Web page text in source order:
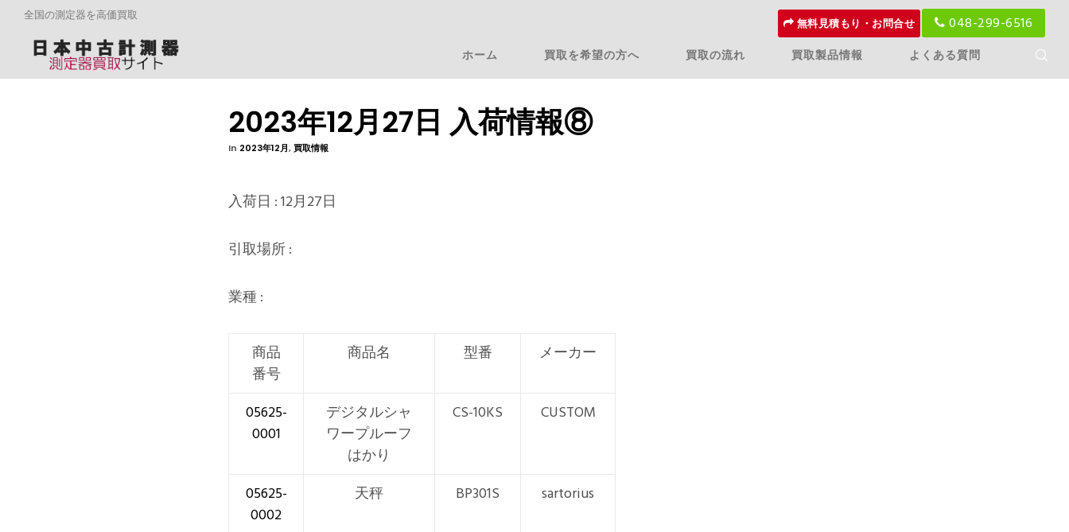
全国の測定器を高価買取 無料見積もり・お問合せ 048-299-6516
ホーム 買取を希望の方へ 買取の流れ 買取製品情報 よくある質問
2023年12月27日 入荷情報⑧
In 2023年12月, 買取情報
入荷日 : 12月27日
引取場所 :
業種 :
商品
番号
商品名 型番 メーカー
05625-
0001
デジタルシャ
ワープルーフ
はかり
CS-10KS CUSTOM
05625-
0002
天秤 BP301S sartorius